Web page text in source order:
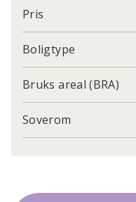
Pris
Boligtype
Bruks areal (BRA)
Soverom